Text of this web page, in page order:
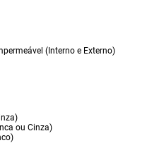
(Interno e Externo)
ou Cinza)